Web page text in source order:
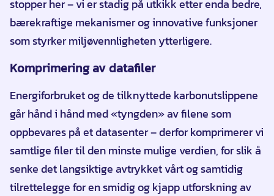
stopper her – vi er stadig på utkikk etter enda bedre,
bærekraftige mekanismer og innovative funksjoner
som styrker miljøvennligheten ytterligere.
Komprimering av datafiler
Energiforbruket og de tilknyttede karbonutslippene
går hånd i hånd med «tyngden» av filene som
oppbevares på et datasenter – derfor komprimerer vi
samtlige filer til den minste mulige verdien, for slik å
senke det langsiktige avtrykket vårt og samtidig
tilrettelegge for en smidig og kjapp utforskning av